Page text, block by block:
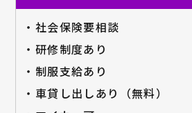
・社会保険要相談
・研修制度あり
・制服支給あり
・車貸し出しあり（無料）